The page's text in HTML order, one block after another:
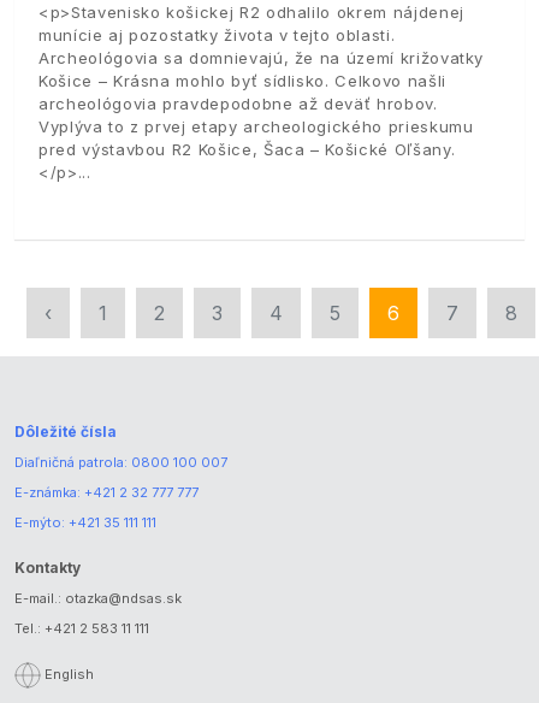
<p>Stavenisko košickej R2 odhalilo okrem nájdenej
munície aj pozostatky života v tejto oblasti.
Archeológovia sa domnievajú, že na území križovatky
Košice – Krásna mohlo byť sídlisko. Celkovo našli
archeológovia pravdepodobne až deväť hrobov.
Vyplýva to z prvej etapy archeologického prieskumu
pred výstavbou R2 Košice, Šaca – Košické Oľšany.
</p>
‹ 1 2 3 4 5 6 7 8
Dôležité čísla
Diaľničná patrola: 0800 100 007
E-známka: +421 2 32 777 777
E-mýto: +421 35 111 111
Kontakty
E-mail.: otazka@ndsas.sk
Tel.: +421 2 583 11 111
English